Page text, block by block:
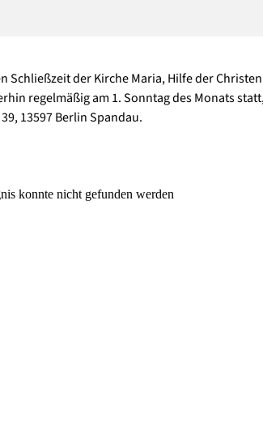
Schließzeit der Kirche Maria, Hilfe der
regelmäßig am 1. Sonntag des Monats
13597 Berlin Spandau.